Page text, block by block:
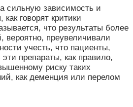
сильную зависимость и
говорят критики
что результаты более
вероятно, преувеличивали
учесть, что пациенты,
препараты, как правило,
риску таких
как деменция или перелом